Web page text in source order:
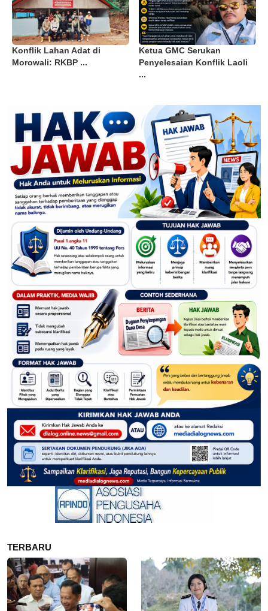
Konflik Lahan Adat di
Morowali: RKBP ...
Ketua GMC Serukan
Penyelesaian Konflik Laoli
...
TERBARU